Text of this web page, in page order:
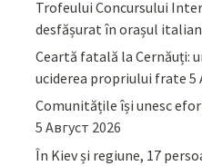
Trofeului Concursului
desfășurat în orașul
Ceartă fatală la Cernăuți:
uciderea propriului frate 5
Comunitățile își unesc
5 Август 2026
În Kiev și regiune, 17